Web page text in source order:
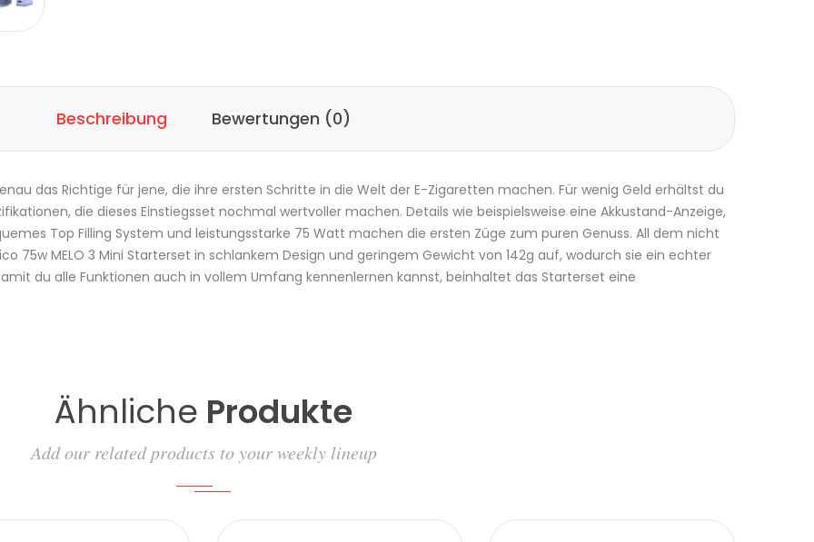
Beschreibung Bewertungen (0)
das Richtige für jene, die ihre ersten Schritte in die Welt der E-Zigaretten machen. Für wenig Geld erhältst du
die dieses Einstiegsset nochmal wertvoller machen. Details wie beispielsweise eine Akkustand-Anzeige,
Top Filling System und leistungsstarke 75 Watt machen die ersten Züge zum puren Genuss. All dem nicht
75w MELO 3 Mini Starterset in schlankem Design und geringem Gewicht von 142g auf, wodurch sie ein echter
du alle Funktionen auch in vollem Umfang kennenlernen kannst, beinhaltet das Starterset eine
Ähnliche Produkte
Add our related products to your weekly lineup